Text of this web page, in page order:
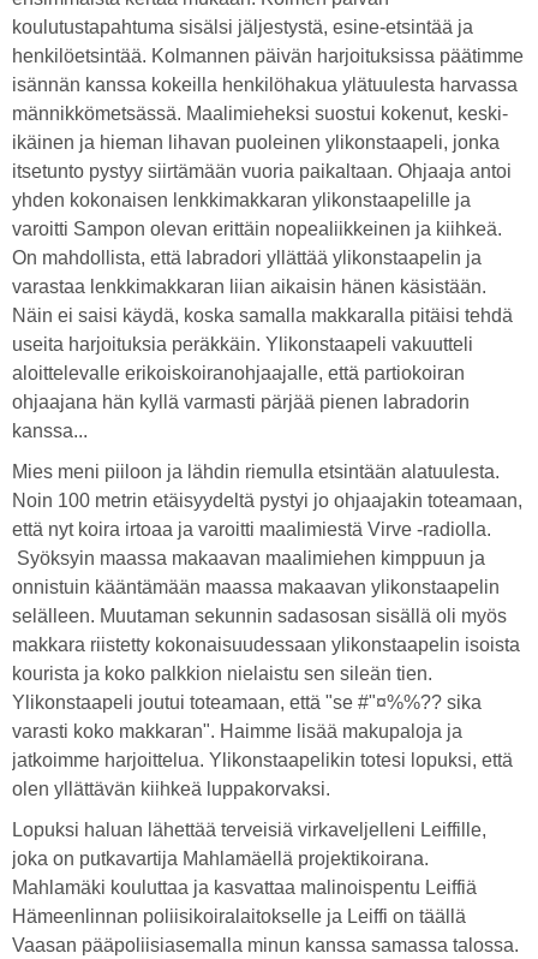
koulutustapahtuma sisälsi jäljestystä, esine-etsintää ja
henkilöetsintää. Kolmannen päivän harjoituksissa päätimme
isännän kanssa kokeilla henkilöhakua ylätuulesta harvassa
männikkömetsässä. Maalimieheksi suostui kokenut, keski-
ikäinen ja hieman lihavan puoleinen ylikonstaapeli, jonka
itsetunto pystyy siirtämään vuoria paikaltaan. Ohjaaja antoi
yhden kokonaisen lenkkimakkaran ylikonstaapelille ja
varoitti Sampon olevan erittäin nopealiikkeinen ja kiihkeä.
On mahdollista, että labradori yllättää ylikonstaapelin ja
varastaa lenkkimakkaran liian aikaisin hänen käsistään.
Näin ei saisi käydä, koska samalla makkaralla pitäisi tehdä
useita harjoituksia peräkkäin. Ylikonstaapeli vakuutteli
aloittelevalle erikoiskoiranohjaajalle, että partiokoiran
ohjaajana hän kyllä varmasti pärjää pienen labradorin
kanssa...
Mies meni piiloon ja lähdin riemulla etsintään alatuulesta.
Noin 100 metrin etäisyydeltä pystyi jo ohjaajakin toteamaan,
että nyt koira irtoaa ja varoitti maalimiestä Virve -radiolla.
Syöksyin maassa makaavan maalimiehen kimppuun ja
onnistuin kääntämään maassa makaavan ylikonstaapelin
selälleen. Muutaman sekunnin sadasosan sisällä oli myös
makkara riistetty kokonaisuudessaan ylikonstaapelin isoista
kourista ja koko palkkion nielaistu sen sileän tien.
Ylikonstaapeli joutui toteamaan, että "se #"¤%%?? sika
varasti koko makkaran". Haimme lisää makupaloja ja
jatkoimme harjoittelua. Ylikonstaapelikin totesi lopuksi, että
olen yllättävän kiihkeä luppakorvaksi.
Lopuksi haluan lähettää terveisiä virkaveljelleni Leiffille,
joka on putkavartija Mahlamäellä projektikoirana.
Mahlamäki kouluttaa ja kasvattaa malinoispentu Leiffiä
Hämeenlinnan poliisikoiralaitokselle ja Leiffi on täällä
Vaasan pääpoliisiasemalla minun kanssa samassa talossa.